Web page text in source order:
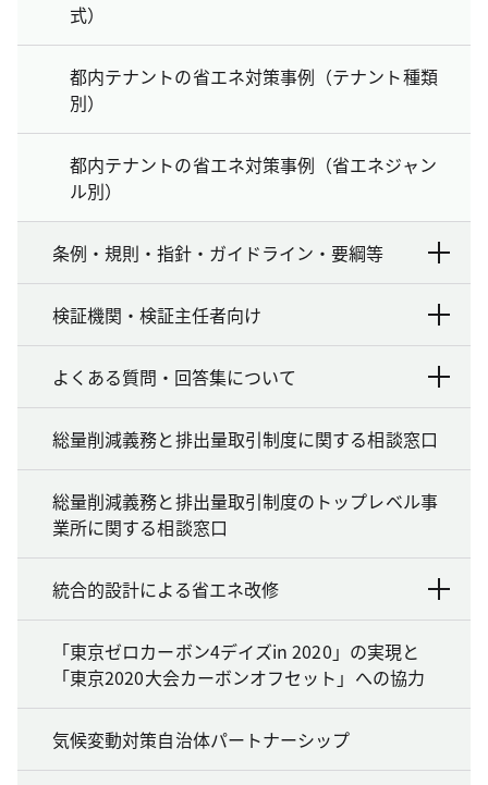
式）
都内テナントの省エネ対策事例（テナント種類
別）
都内テナントの省エネ対策事例（省エネジャン
ル別）
条例・規則・指針・ガイドライン・要綱等
検証機関・検証主任者向け
よくある質問・回答集について
総量削減義務と排出量取引制度に関する相談窓口
総量削減義務と排出量取引制度のトップレベル事
業所に関する相談窓口
統合的設計による省エネ改修
「東京ゼロカーボン4デイズin 2020」の実現と
「東京2020大会カーボンオフセット」への協力
気候変動対策自治体パートナーシップ